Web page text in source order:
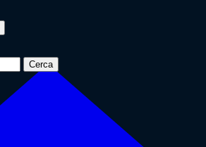
Cerca